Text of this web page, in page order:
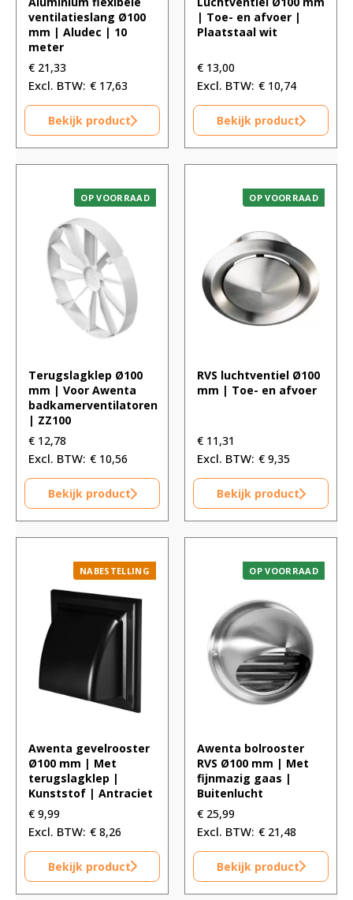
ventilatieslang Ø100
mm | Aludec | 10
meter
€ 21,33
€ 17,63
Bekijk product
| Toe- en afvoer |
Plaatstaal wit
€ 13,00
€ 10,74
Bekijk product
OP VOORRAAD
Terugslagklep Ø100
mm | Voor Awenta
badkamerventilatoren
| ZZ100
€ 12,78
€ 10,56
Bekijk product
OP VOORRAAD
RVS luchtventiel Ø100
mm | Toe- en afvoer
€ 11,31
€ 9,35
Bekijk product
NABESTELLING
Awenta gevelrooster
Ø100 mm | Met
terugslagklep |
Kunststof | Antraciet
€ 9,99
€ 8,26
Bekijk product
OP VOORRAAD
Awenta bolrooster
RVS Ø100 mm | Met
fijnmazig gaas |
Buitenlucht
€ 25,99
€ 21,48
Bekijk product